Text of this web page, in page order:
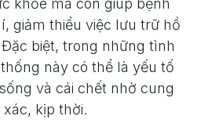
giảm thiểu việc lưu trữ hồ
biệt, trong những tình
này có thể là yếu tố
và cái chết nhờ cung
kịp thời.